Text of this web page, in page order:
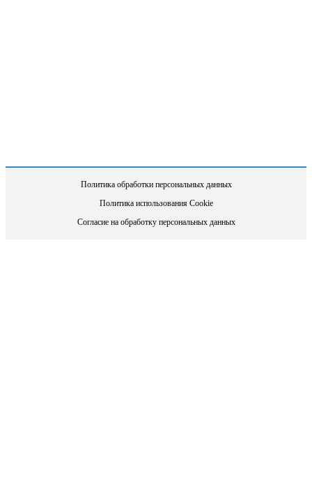
Политика обработки персональных данных
Политика использования Cookie
Согласие на обработку персональных данных